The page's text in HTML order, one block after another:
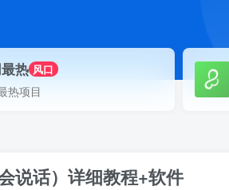
热 风口
热项目
说话）详细教程+软件